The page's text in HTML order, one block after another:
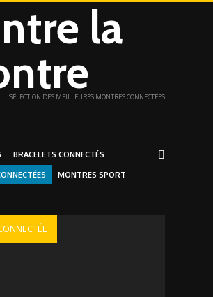
la
SÉLECTION DES MEILLEURES MONTRES CONNECTÉES
BRACELETS CONNECTÉS
MONTRES SPORT